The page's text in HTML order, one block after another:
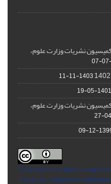
نشریات وزارت علوم،
1403-11-11
1401-05-19
نشریات وزارت علوم،
1399-
This Journal is an open
Creative Commons